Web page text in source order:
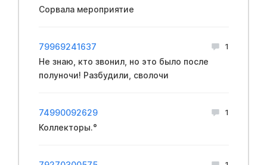
Сорвала мероприятие
79969241637 1
Не знаю, кто звонил, но это было после
полуночи! Разбудили, сволочи
74990092629 1
Коллекторы.°